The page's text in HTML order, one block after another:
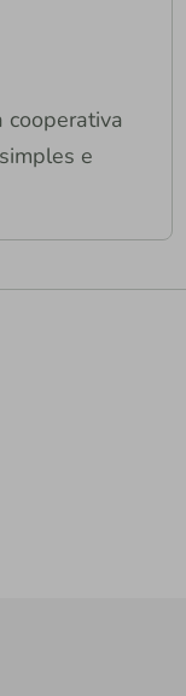
cooperativa
e